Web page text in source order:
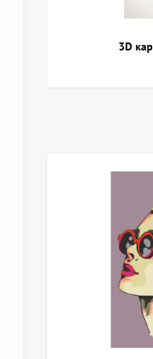
Також варто
потрібні
3D